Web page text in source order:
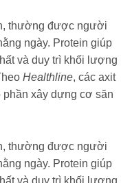
thường được người
ngày. Protein giúp
và duy trì khối lượng
Healthline, các axit
phần xây dựng cơ săn
thường được người
ngày. Protein giúp
và duy trì khối lượng